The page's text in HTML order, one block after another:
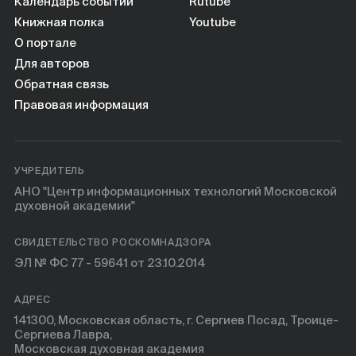
Книжная полка
О портале
Для авторов
Обратная связь
Правовая информация
Youtube
УЧРЕДИТЕЛЬ
АНО "Центр информационных технологий Московской
духовной академии"
СВИДЕТЕЛЬСТВО РОСКОМНАДЗОРА
ЭЛ № ФС 77 - 59641 от 23.10.2014
АДРЕС
141300, Московская область, г. Сергиев Посад, Троице-
Сергиева Лавра,
Московская духовная академия